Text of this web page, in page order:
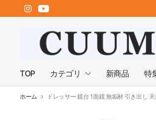
TOP カテゴリ 新商品 特
ホーム ドレッサー 鏡台 1面鏡 無垢材 引き出し